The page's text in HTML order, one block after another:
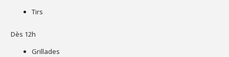
Tirs
Dès 12h
Grillades